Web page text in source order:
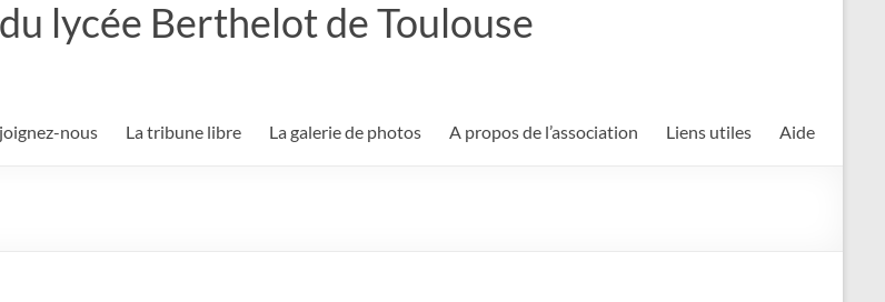
lycée Berthelot de Toulouse
nous La tribune libre La galerie de photos A propos de l’association Liens utiles Aide